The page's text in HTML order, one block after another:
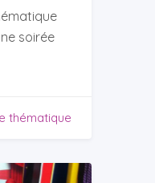
soirée
thématique